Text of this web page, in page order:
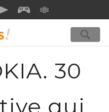
SOOCURIOUSSOOMOTIONSOOGEEK
30
qui